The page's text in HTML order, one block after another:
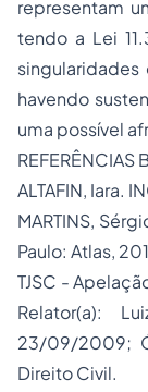
representam
tendo a Lei
havendo
uma possível
REFERÊNCIAS
ALTAFIN, Iara.
MARTINS,
Paulo: Atlas,
TJSC -
Relator(a):
23/09/2009;
Direito Civil.